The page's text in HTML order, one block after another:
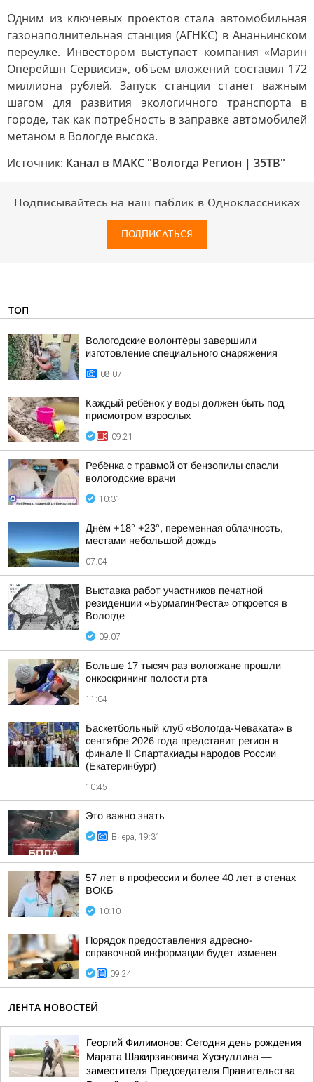
Одним из ключевых проектов стала автомобильная
газонаполнительная станция (АГНКС) в Ананьинском
переулке. Инвестором выступает компания «Марин
Оперейшн Сервисиз», объем вложений составил 172
миллиона рублей. Запуск станции станет важным
шагом для развития экологичного транспорта в
городе, так как потребность в заправке автомобилей
метаном в Вологде высока.
Источник: Канал в МАКС "Вологда Регион | 35ТВ"
Подписывайтесь на наш паблик в Одноклассниках
ПОДПИСАТЬСЯ
ТОП
Вологодские волонтёры завершили
изготовление специального снаряжения
08:07
Каждый ребёнок у воды должен быть под
присмотром взрослых
09:21
Ребёнка с травмой от бензопилы спасли
вологодские врачи
10:31
Днём +18° +23°, переменная облачность,
местами небольшой дождь
07:04
Выставка работ участников печатной
резиденции «БурмагинФеста» откроется в
Вологде
09:07
Больше 17 тысяч раз вологжане прошли
онкоскрининг полости рта
11:04
Баскетбольный клуб «Вологда-Чеваката» в
сентябре 2026 года представит регион в
финале II Спартакиады народов России
(Екатеринбург)
10:45
Это важно знать
Вчера, 19:31
57 лет в профессии и более 40 лет в стенах
ВОКБ
10:10
Порядок предоставления адресно-
справочной информации будет изменен
09:24
ЛЕНТА НОВОСТЕЙ
Георгий Филимонов: Сегодня день рождения
Марата Шакирзяновича Хуснуллина —
заместителя Председателя Правительства